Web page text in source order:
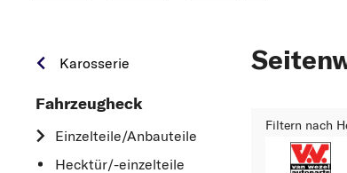
Karosserie
Fahrzeugheck
Einzelteile/Anbauteile
Hecktür/-einzelteile
Filtern nach